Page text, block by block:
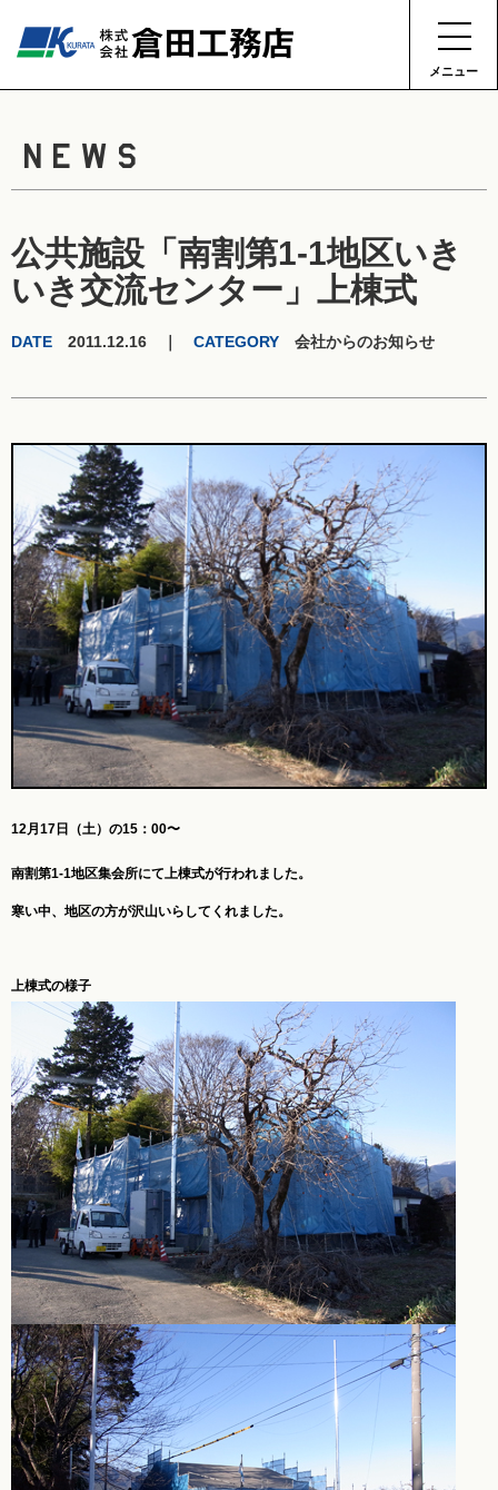
メニュー
NEWS
公共施設「南割第1-1地区いき
いき交流センター」上棟式
DATE 2011.12.16 ｜ CATEGORY 会社からのお知らせ
12月17日（土）の15：00〜
南割第1-1地区集会所にて上棟式が行われました。
寒い中、地区の方が沢山いらしてくれました。
上棟式の様子